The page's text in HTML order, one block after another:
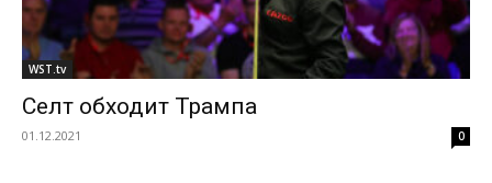
WST.tv
Селт обходит Трампа
01.12.2021 0